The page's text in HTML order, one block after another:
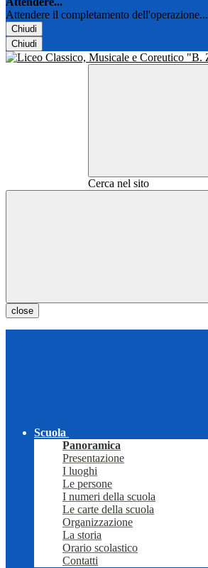
Attendere il completamento dell'operazione...
Chiudi
Chiudi
Cerca nel sito
close
Scuola
Panoramica
Presentazione
I luoghi
Le persone
I numeri della scuola
Le carte della scuola
Organizzazione
La storia
Orario scolastico
Contatti